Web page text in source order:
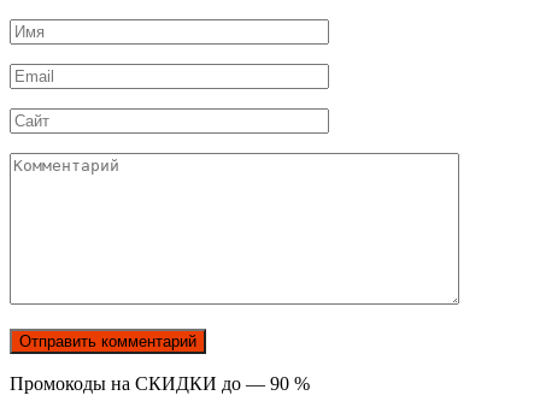
Имя
*
Email
*
Сайт
Комментарий
Промокоды на СКИДКИ до — 90 %